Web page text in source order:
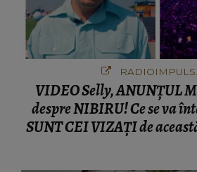
VIDEO Selly, ANUNȚUL
despre NIBIRU! Ce se va
SUNT CEI VIZAȚI de